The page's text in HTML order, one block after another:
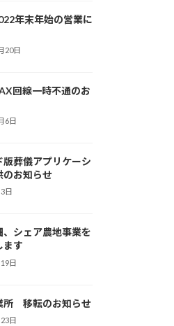
年末年始の営業に
20日
回線一時不通のお
6日
版葬儀アプリケーシ
のお知らせ
日
、シェア農地事業を
ます
日
所 移転のお知らせ
日